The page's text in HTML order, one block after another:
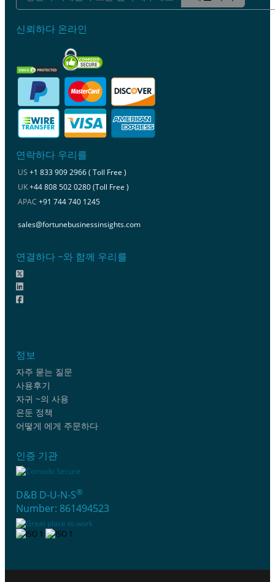
신뢰하다 온라인
연락하다 우리를
US +1 833 909 2966 ( Toll Free )
UK+44 808 502 0280 (Toll Free )
APAC +91 744 740 1245
sales@fortunebusinessinsights.com
연결하다 ~와 함께 우리를
정보
자주 묻는 질문
사용후기
자귀 ~의 사용
은둔 정책
어떻게 에게 주문하다
인증 기관
D&B D-U-N-S®
Number: 861494523